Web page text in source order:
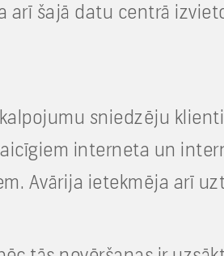
arī šajā datu centrā
sniedzēju
interneta un
Avārija ietekmēja arī